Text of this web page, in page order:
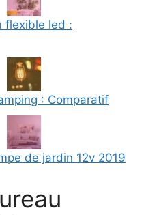
flexible led :
: Comparatif
de jardin 12v 2019